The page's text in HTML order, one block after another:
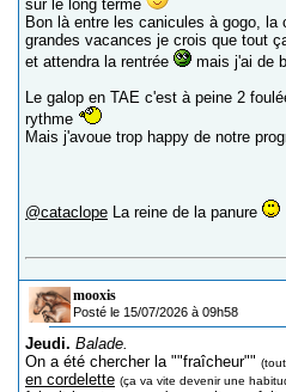
sur le long terme
Bon là entre les canicules à gogo, la
grandes vacances je crois que tout
et attendra la rentrée
mais j'ai de
Le galop en TAE c'est à peine 2
rythme
Mais j'avoue trop happy de notre
@cataclope La reine de la panure
mooxis
Posté le 15/07/2026 à 09h58
Jeudi. Balade.
On a été chercher la ""fraîcheur""
en cordelette (ça va vite devenir une